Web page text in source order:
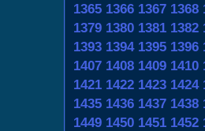
1365 1366 1367 1368
1379 1380 1381 1382
1393 1394 1395 1396
1407 1408 1409 1410
1421 1422 1423 1424
1435 1436 1437 1438
1449 1450 1451 1452